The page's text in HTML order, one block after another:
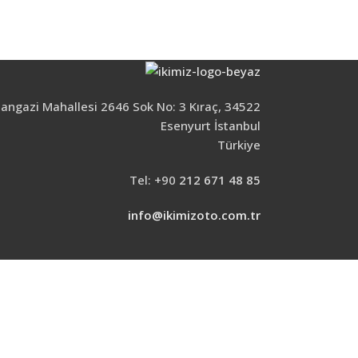
Mahallesi 2646 Sok No: 3 Kıraç, 34522
Esenyurt İstanbul
Türkiye
Tel: +90 212 671 48 85
info@ikimizoto.com.tr